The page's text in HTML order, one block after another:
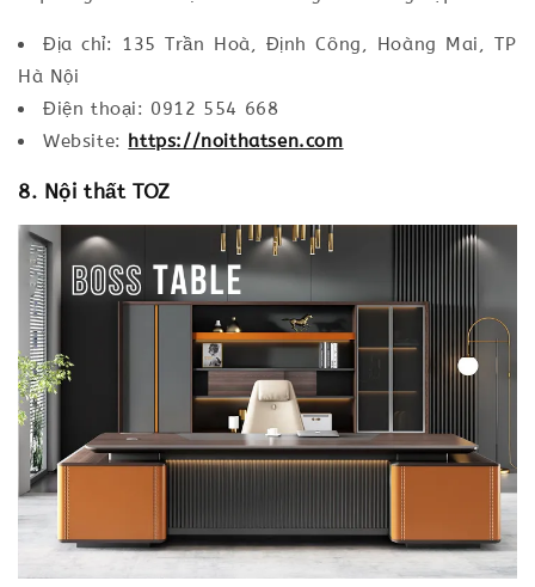
Địa chỉ: 135 Trần Hoà, Định Công, Hoàng Mai, TP
Hà Nội
Điện thoại: 0912 554 668
Website: https://noithatsen.com
8. Nội thất TOZ